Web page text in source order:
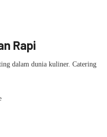
Rapi
dalam dunia kuliner. Catering